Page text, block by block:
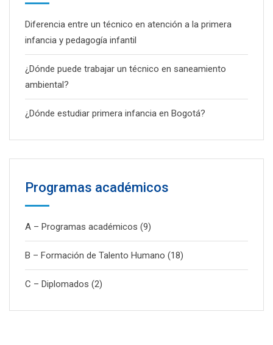
Diferencia entre un técnico en atención a la primera
infancia y pedagogía infantil
¿Dónde puede trabajar un técnico en saneamiento
ambiental?
¿Dónde estudiar primera infancia en Bogotá?
Programas académicos
A – Programas académicos (9)
B – Formación de Talento Humano (18)
C – Diplomados (2)